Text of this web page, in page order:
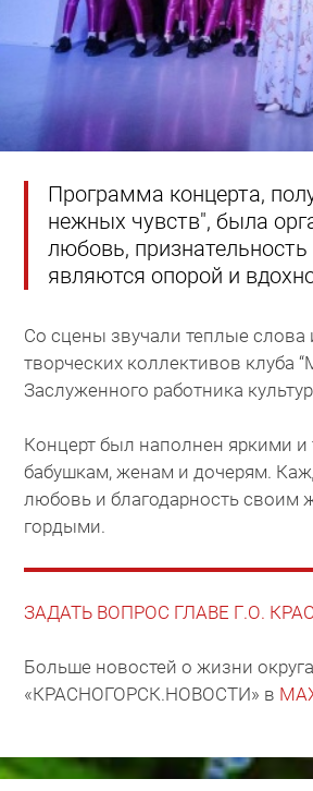
Программа концерта,
нежных чувств", была
любовь,
являются опорой и
Со сцены звучали теплые слова
творческих коллективов клуба
Заслуженного работника
Концерт был наполнен яркими
бабушкам, женам и дочерям.
любовь и благодарность своим
гордыми.
ЗАДАТЬ ВОПРОС ГЛАВЕ Г.О.
Больше новостей о жизни
«КРАСНОГОРСК.НОВОСТИ» в